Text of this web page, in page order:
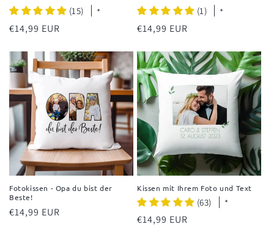
(15) *
Normaler
€14,99 EUR
(1) *
Normaler
€14,99 EUR
Fotokissen - Opa du bist der
Beste!
Normaler
€14,99 EUR
Kissen mit Ihrem Foto und Text
(63) *
Normaler
€14,99 EUR